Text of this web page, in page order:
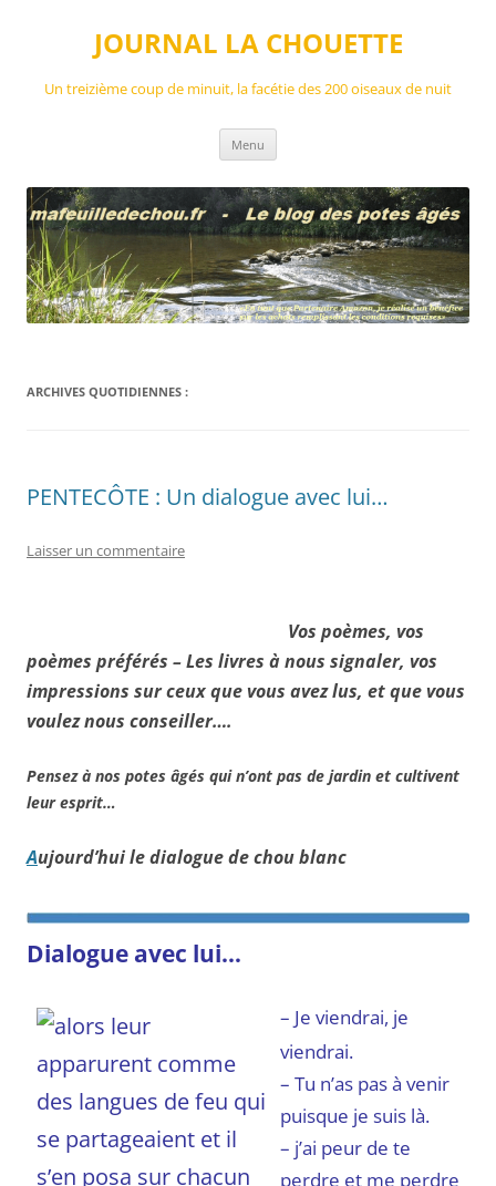
JOURNAL LA CHOUETTE
Un treizième coup de minuit, la facétie des 200 oiseaux de nuit
Menu
ARCHIVES QUOTIDIENNES :
PENTECÔTE : Un dialogue avec lui…
Laisser un commentaire
Vos poèmes, vos
poèmes préférés – Les livres à nous signaler, vos
impressions sur ceux que vous avez lus, et que vous
voulez nous conseiller….
Pensez à nos potes âgés qui n’ont pas de jardin et cultivent
leur esprit…
Aujourd’hui le dialogue de chou blanc
Dialogue avec lui…
– Je viendrai, je
viendrai.
– Tu n’as pas à venir
puisque je suis là.
– j’ai peur de te
perdre et me perdre